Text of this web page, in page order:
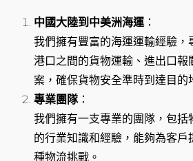
中國大陸到中美洲海運：
我們擁有豐富的海運運輸經驗
港口之間的貨物運輸、進出口
案，確保貨物安全準時到達目的
專業團隊：
我們擁有一支專業的團隊，包
的行業知識和經驗，能夠為客
種物流挑戰。